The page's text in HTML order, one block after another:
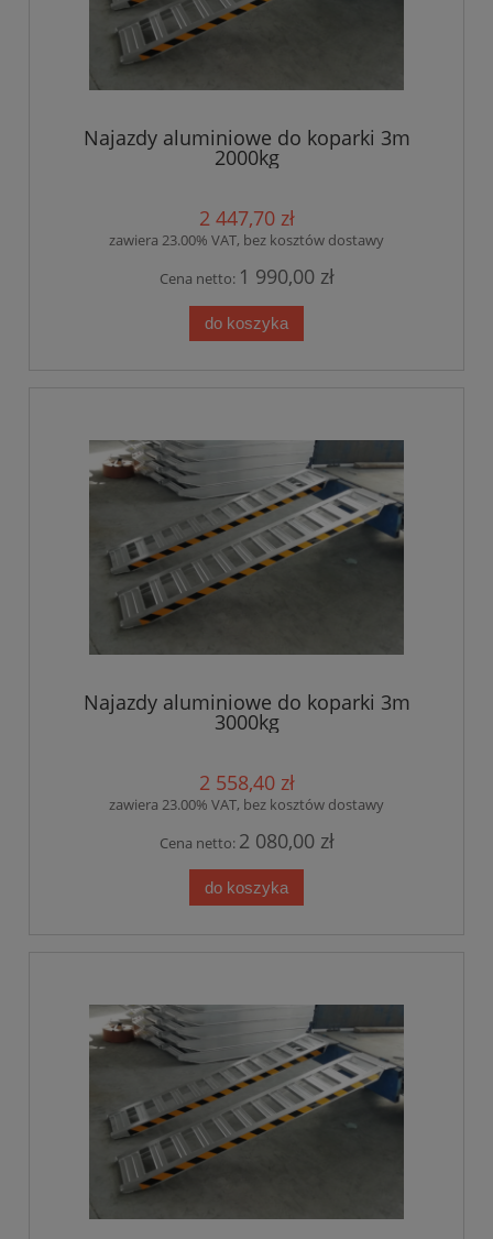
Najazdy aluminiowe do koparki 3m
2000kg
2 447,70 zł
zawiera 23.00% VAT, bez kosztów dostawy
Cena netto: 1 990,00 zł
do koszyka
Najazdy aluminiowe do koparki 3m
3000kg
2 558,40 zł
zawiera 23.00% VAT, bez kosztów dostawy
Cena netto: 2 080,00 zł
do koszyka